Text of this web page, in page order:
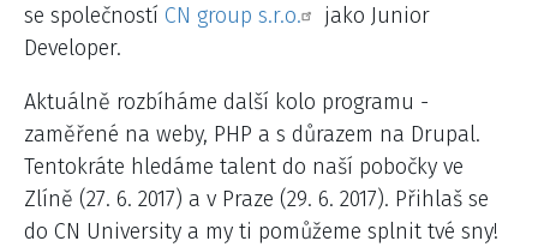
se společností CN group s.r.o.
jako Junior
Developer.
Aktuálně rozbíháme další kolo programu -
zaměřené na weby, PHP a s důrazem na Drupal.
Tentokráte hledáme talent do naší pobočky ve
Zlíně (27. 6. 2017) a v Praze (29. 6. 2017). Přihlaš se
do CN University a my ti pomůžeme splnit tvé sny!